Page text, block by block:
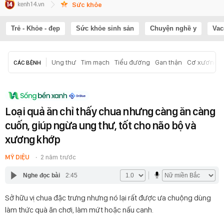
Sức khỏe
Trẻ - Khỏe - đẹp Sức khỏe sinh sản Chuyện nghề y
CÁC BỆNH Ung thư Tim mạch Tiểu đường Gan thận Cơ xương
Loại quả ăn chỉ thấy chua nhưng càng ăn càng
cuốn, giúp ngừa ung thư, tốt cho não bộ và
xương khớp
MỸ DIỆU 2 năm trước
Nghe đọc bài 2:45
Sở hữu vị chua đặc trưng nhưng nó lại rất được ưa chuộng dùng
làm thức quà ăn chơi, làm mứt hoặc nấu canh.